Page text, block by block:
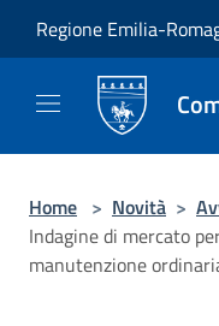
Regione Emilia-
Home > Novità >
Indagine di mercato
manutenzione